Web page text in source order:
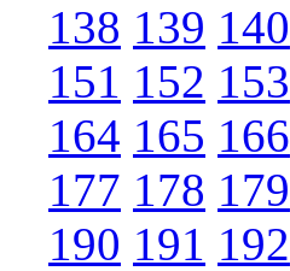
138 139 140
151 152 153
164 165 166
177 178 179
190 191 192